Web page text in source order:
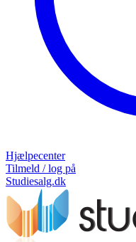
Hjælpecenter
Tilmeld / log på
Studiesalg.dk